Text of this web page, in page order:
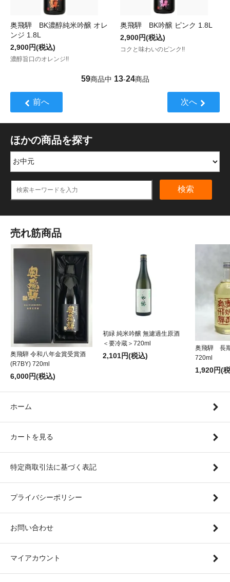
奥飛騨 BK濃醇純米吟醸 オレ
ンジ 1.8L
2,900円(税込)
濃醇旨口のオレンジ!!
奥飛騨 BK吟醸 ピンク 1.8L
2,900円(税込)
コクと味わいのピンク!!
59商品中 13-24商品
前へ 次へ
ほかの商品を探す
検索
売れ筋商品
奥飛騨 令和八年金賞受賞酒
(R7BY) 720ml
6,000円(税込)
初緑 純米吟醸 無濾過生原酒
＜要冷蔵＞720ml
2,101円(税込)
奥飛騨 長
720ml
1,920円(
ホーム
カートを見る
特定商取引法に基づく表記
プライバシーポリシー
お問い合わせ
マイアカウント